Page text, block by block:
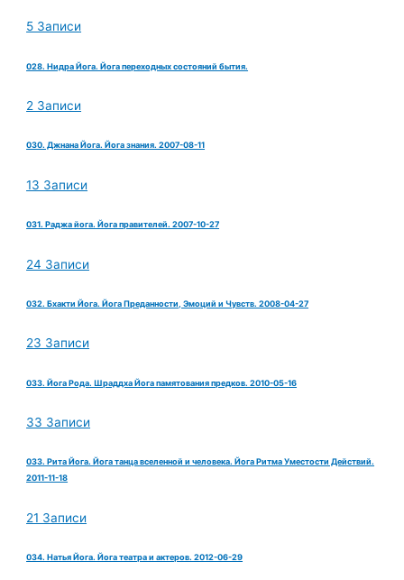
5 Записи
028. Нидра Йога. Йога переходных состояний бытия.
2 Записи
030. Джнана Йога. Йога знания. 2007-08-11
13 Записи
031. Раджа йога. Йога правителей. 2007-10-27
24 Записи
032. Бхакти Йога. Йога Преданности, Эмоций и Чувств. 2008-04-27
23 Записи
033. Йога Рода. Шраддха Йога памятования предков. 2010-05-16
33 Записи
033. Рита Йога. Йога танца вселенной и человека. Йога Ритма Уместости Действий.
2011-11-18
21 Записи
034. Натья Йога. Йога театра и актеров. 2012-06-29